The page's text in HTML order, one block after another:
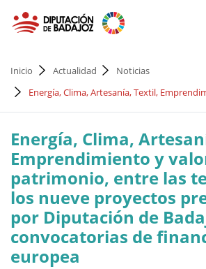
Inicio Actualidad
Noticias
Energía, Clima, Artesanía, Textil,
Energía, Clima,
Emprendimiento y
patrimonio, entre las
los nueve proyectos
por Diputación de
convocatorias de
europea